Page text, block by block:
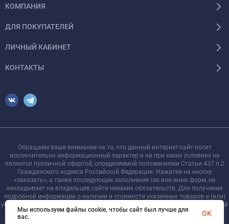
КОМПАНИЯ
ДЛЯ ПОКУПАТЕЛЕЙ
ЛИЧНЫЙ КАБИНЕТ
КОНТАКТЫ
Обращаем ваше внимание на то, что данный интернет-сайт носит
исключительно информационный характер и ни при каких условиях не
является публичной офертой, определяемой положениями Статьи 437 п.2
Гражданского кодекса Российской Федерации. Нажатие на кнопку
«заказать», а также последующее заполнение тех или иных форм, не
накладывает на владельцев сайта никаких обязательств. Для получения
подробной информации о наличии и стоимости указанных товаров и (или)
услуг, пожалуйста, обращайтесь к менеджеру сайта с помощью специальной
формы связи или по телефону +7 921 755-09-90
Мы используем файлы cookie, чтобы сайт был лучше для
вас.
OK